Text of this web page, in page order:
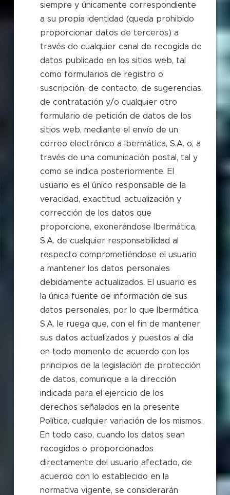
siempre y únicamente correspondiente
a su propia identidad (queda prohibido
proporcionar datos de terceros) a
través de cualquier canal de recogida de
datos publicado en los sitios web, tal
como formularios de registro o
suscripción, de contacto, de sugerencias,
de contratación y/o cualquier otro
formulario de petición de datos de los
sitios web, mediante el envío de un
correo electrónico a Ibermática, S.A. o, a
través de una comunicación postal, tal y
como se indica posteriormente. El
usuario es el único responsable de la
veracidad, exactitud, actualización y
corrección de los datos que
proporcione, exonerándose Ibermática,
S.A. de cualquier responsabilidad al
respecto comprometiéndose el usuario
a mantener los datos personales
debidamente actualizados. El usuario es
la única fuente de información de sus
datos personales, por lo que Ibermática,
S.A. le ruega que, con el fin de mantener
sus datos actualizados y puestos al día
en todo momento de acuerdo con los
principios de la legislación de protección
de datos, comunique a la dirección
indicada para el ejercicio de los
derechos señalados en la presente
Política, cualquier variación de los mismos.
En todo caso, cuando los datos sean
recogidos o proporcionados
directamente del usuario afectado, de
acuerdo con lo establecido en la
normativa vigente, se considerarán